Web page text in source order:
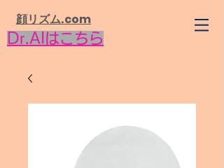
​顔リズム.com
Dr.AIはこちら